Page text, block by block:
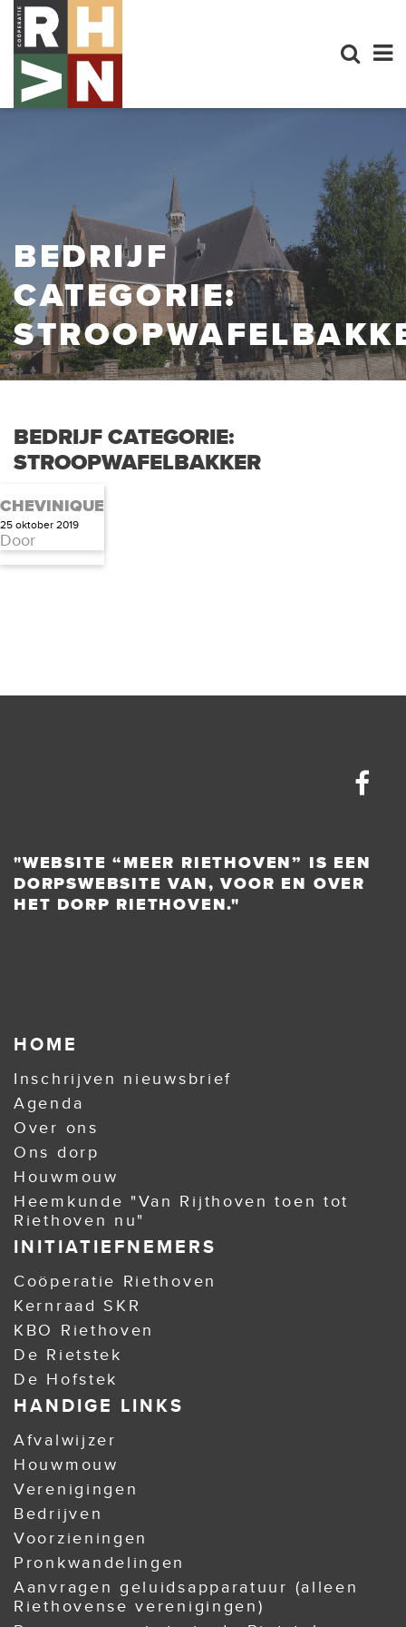
BEDRIJF
CATEGORIE:
BEDRIJF CATEGORIE:
STROOPWAFELBAKKER
CHEVINIQUE
25 oktober 2019
Door
"WEBSITE “MEER RIETHOVEN” IS EEN
DORPSWEBSITE VAN, VOOR EN OVER
HET DORP RIETHOVEN."
HOME
Inschrijven nieuwsbrief
Agenda
Over ons
Ons dorp
Houwmouw
Heemkunde "Van Rijthoven toen tot
Riethoven nu"
INITIATIEFNEMERS
Coöperatie Riethoven
Kernraad SKR
KBO Riethoven
De Rietstek
De Hofstek
HANDIGE LINKS
Afvalwijzer
Houwmouw
Verenigingen
Bedrijven
Voorzieningen
Pronkwandelingen
Aanvragen geluidsapparatuur (alleen
Riethovense verenigingen)